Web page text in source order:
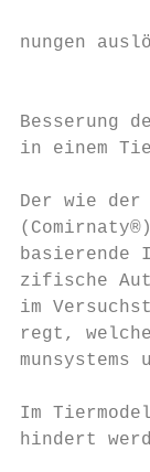
nungen
in einem
Der wie der
basierende
zifische
im
regt,
munsystems
Im
hindert